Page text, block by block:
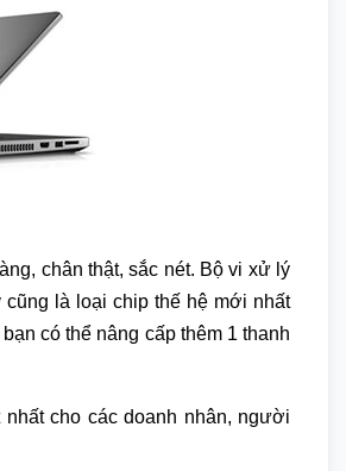
chân thật, sắc nét. Bộ vi xử lý
là loại chip thế hệ mới nhất
có thể nâng cấp thêm 1 thanh
cho các doanh nhân, người